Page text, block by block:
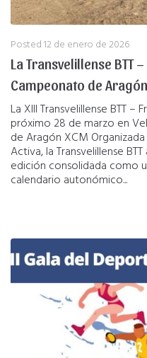
Posted12 de enero de 2026
La Transvelillense BTT
Campeonato de Aragón
La XIII Transvelillense BTT
próximo 28 de marzo en
de Aragón XCM
Activa, la Transvelillense
edición consolidada como
calendario autonómico...